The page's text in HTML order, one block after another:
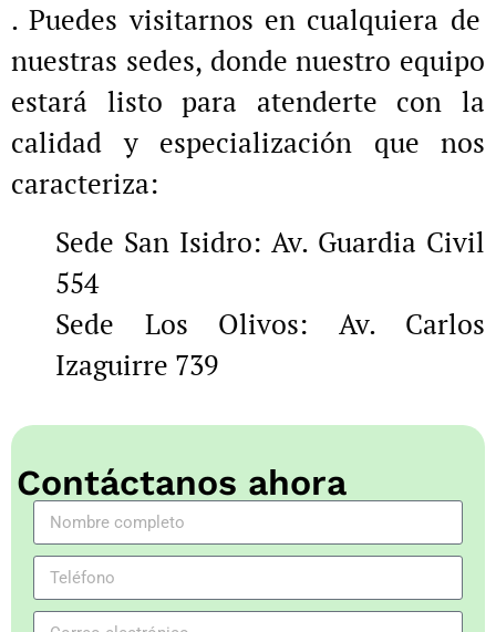
. Puedes visitarnos en cualquiera de
nuestras sedes, donde nuestro equipo
estará listo para atenderte con la
calidad y especialización que nos
caracteriza:
Sede San Isidro: Av. Guardia Civil
554
Sede Los Olivos: Av. Carlos
Izaguirre 739
Contáctanos ahora